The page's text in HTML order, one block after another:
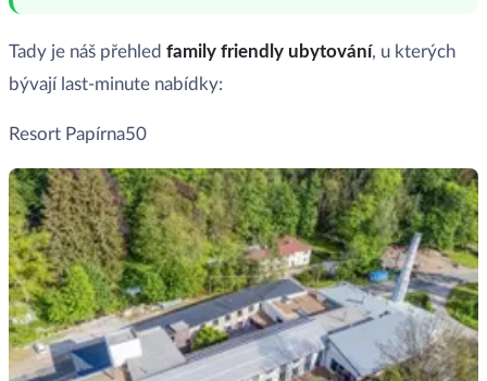
Tady je náš přehled family friendly ubytování, u kterých
bývají last-minute nabídky:
Resort Papírna50